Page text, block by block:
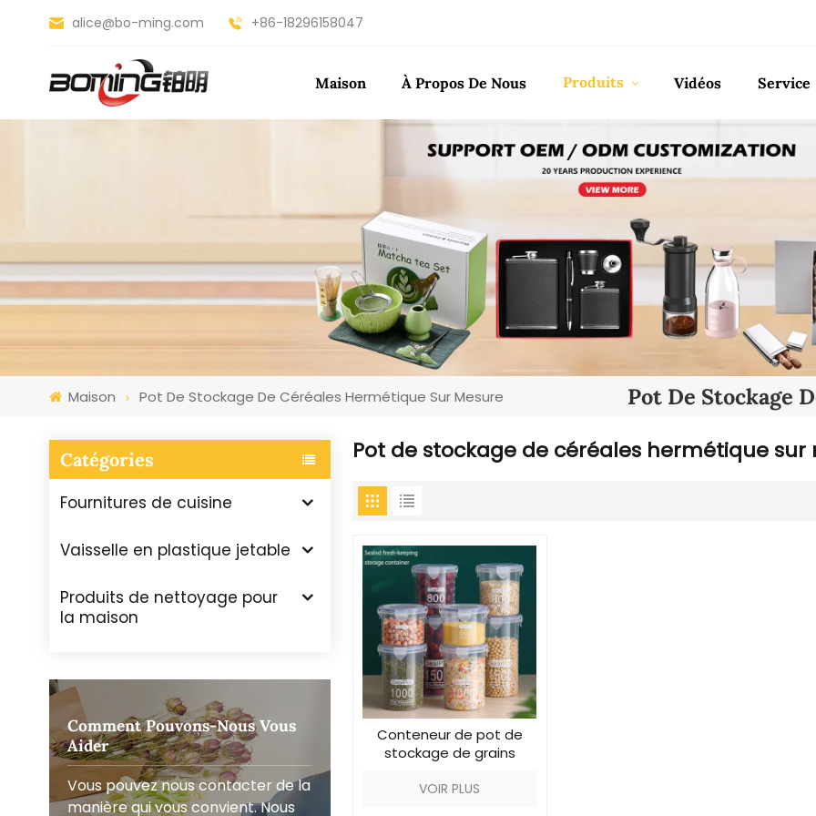
alice@bo-ming.com +86-18296158047
Maison À Propos De Nous Produits Vidéos Service
Maison Pot De Stockage De Céréales Hermétique Sur Mesure Pot De Stockage
Catégories
Fournitures de cuisine
Vaisselle en plastique jetable
Produits de nettoyage pour
la maison
Comment Pouvons-Nous Vous
Aider
Vous pouvez nous contacter de la
manière qui vous convient. Nous
Pot de stockage de céréales hermétique sur
Conteneur de pot de
stockage de grains
VOIR PLUS